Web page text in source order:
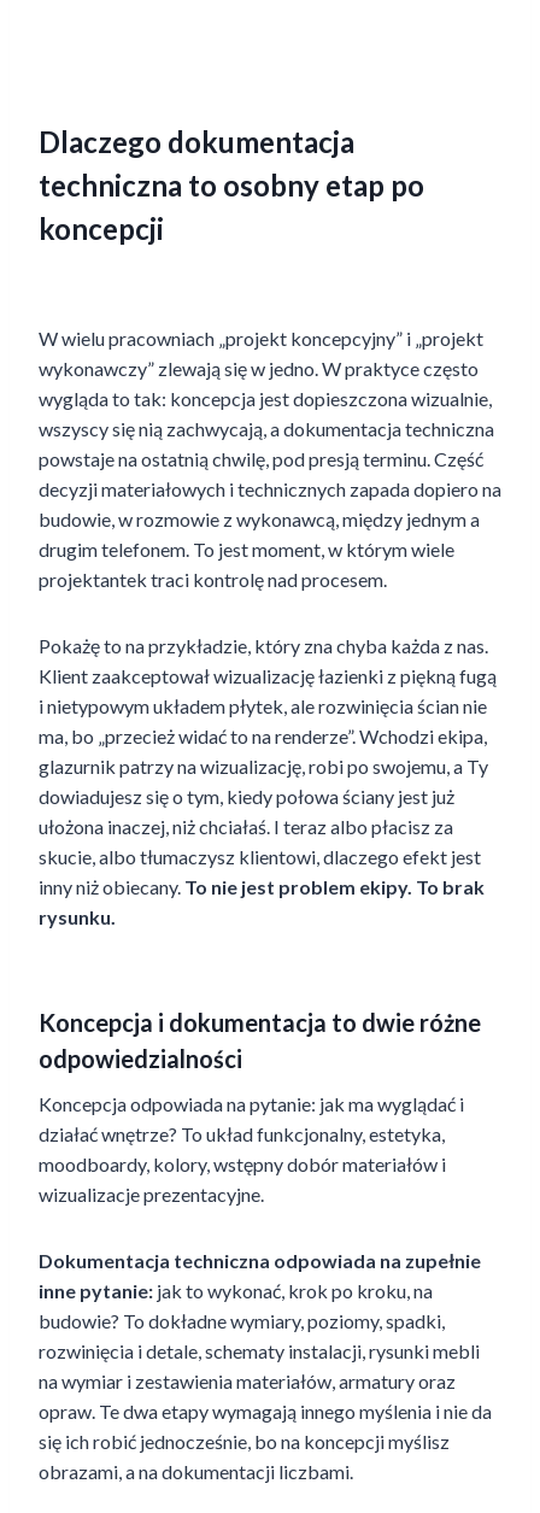
Dlaczego dokumentacja
techniczna to osobny etap po
koncepcji
W wielu pracowniach „projekt koncepcyjny” i „projekt
wykonawczy” zlewają się w jedno. W praktyce często
wygląda to tak: koncepcja jest dopieszczona wizualnie,
wszyscy się nią zachwycają, a dokumentacja techniczna
powstaje na ostatnią chwilę, pod presją terminu. Część
decyzji materiałowych i technicznych zapada dopiero na
budowie, w rozmowie z wykonawcą, między jednym a
drugim telefonem. To jest moment, w którym wiele
projektantek traci kontrolę nad procesem.
Pokażę to na przykładzie, który zna chyba każda z nas.
Klient zaakceptował wizualizację łazienki z piękną fugą
i nietypowym układem płytek, ale rozwinięcia ścian nie
ma, bo „przecież widać to na renderze”. Wchodzi ekipa,
glazurnik patrzy na wizualizację, robi po swojemu, a Ty
dowiadujesz się o tym, kiedy połowa ściany jest już
ułożona inaczej, niż chciałaś. I teraz albo płacisz za
skucie, albo tłumaczysz klientowi, dlaczego efekt jest
inny niż obiecany. To nie jest problem ekipy. To brak
rysunku.
Koncepcja i dokumentacja to dwie różne
odpowiedzialności
Koncepcja odpowiada na pytanie: jak ma wyglądać i
działać wnętrze? To układ funkcjonalny, estetyka,
moodboardy, kolory, wstępny dobór materiałów i
wizualizacje prezentacyjne.
Dokumentacja techniczna odpowiada na zupełnie
inne pytanie: jak to wykonać, krok po kroku, na
budowie? To dokładne wymiary, poziomy, spadki,
rozwinięcia i detale, schematy instalacji, rysunki mebli
na wymiar i zestawienia materiałów, armatury oraz
opraw. Te dwa etapy wymagają innego myślenia i nie da
się ich robić jednocześnie, bo na koncepcji myślisz
obrazami, a na dokumentacji liczbami.